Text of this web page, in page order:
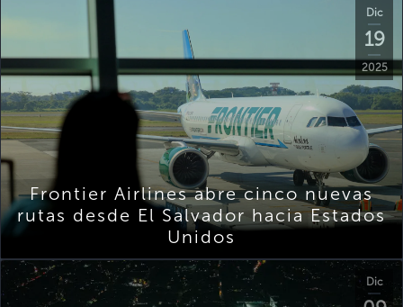
Dic
19
2025
Frontier Airlines abre cinco nuevas
rutas desde El Salvador hacia Estados
Unidos
Dic